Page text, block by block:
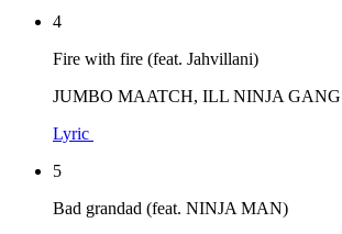
4
Fire with fire (feat. Jahvillani)
JUMBO MAATCH, ILL NINJA GANG
Lyric
5
Bad grandad (feat. NINJA MAN)